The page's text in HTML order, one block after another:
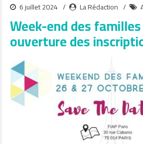
6 juillet 2024 La Rédaction
Week-end des
ouverture des